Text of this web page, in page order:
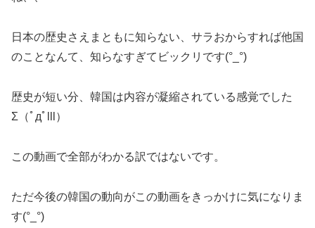
日本の歴史さえまともに知らない、サラおからすれば他国
のことなんて、知らなすぎてビックリです(°_°)
歴史が短い分、韓国は内容が凝縮されている感覚でした
Σ（ﾟдﾟlll）
この動画で全部がわかる訳ではないです。
ただ今後の韓国の動向がこの動画をきっかけに気になりま
す(°_°)